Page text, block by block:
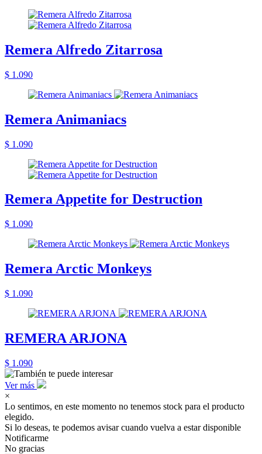
Remera Alfredo Zitarrosa
$ 1.090
Remera Animaniacs
$ 1.090
Remera Appetite for Destruction
$ 1.090
Remera Arctic Monkeys
$ 1.090
REMERA ARJONA
$ 1.090
Ver más
×
Lo sentimos, en este momento no tenemos stock para el producto
elegido.
Si lo deseas, te podemos avisar cuando vuelva a estar disponible
Notificarme
No gracias